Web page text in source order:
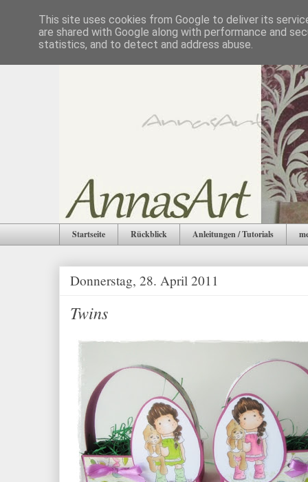
Startseite Rückblick Anleitungen / Tutorials
Donnerstag, 28. April 2011
Twins
This site uses cookies from Google to deliver its
are shared with Google along with performance and
statistics, and to detect and address abuse.